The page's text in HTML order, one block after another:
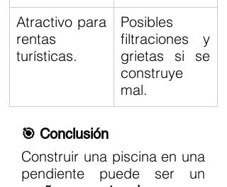
Atractivo para
rentas
turísticas.
Posibles
filtraciones y
grietas si se
construye
mal.
🎯 Conclusión
Construir una piscina en una